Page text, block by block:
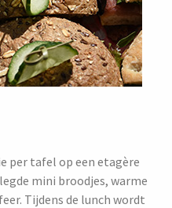
per tafel op een etagère
mini broodjes, warme
Tijdens de lunch wordt